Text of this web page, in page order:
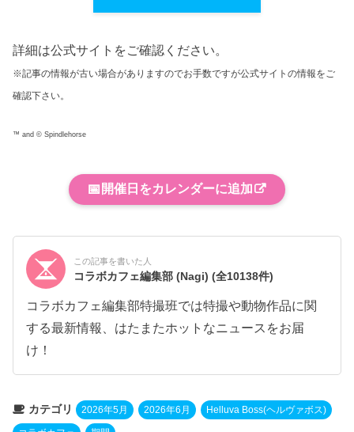
詳細は公式サイトをご確認ください。
※記事の情報が古い場合がありますのでお手数ですが公式サイトの情報をご
確認下さい。
™ and © Spindlehorse
📅 開催日をカレンダーに追加
この記事を書いた人
コラボカフェ編集部 (Nagi)(全10138件)
コラボカフェ編集部特撮班では特撮や動物作品に関
する最新情報、はたまたホットなニュースをお届
け！
カテゴリ 2026年5月 2026年6月 Helluva Boss(ヘルヴァボス)